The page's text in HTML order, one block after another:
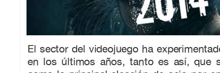
El sector del videojuego ha
en los últimos años, tanto es así, que